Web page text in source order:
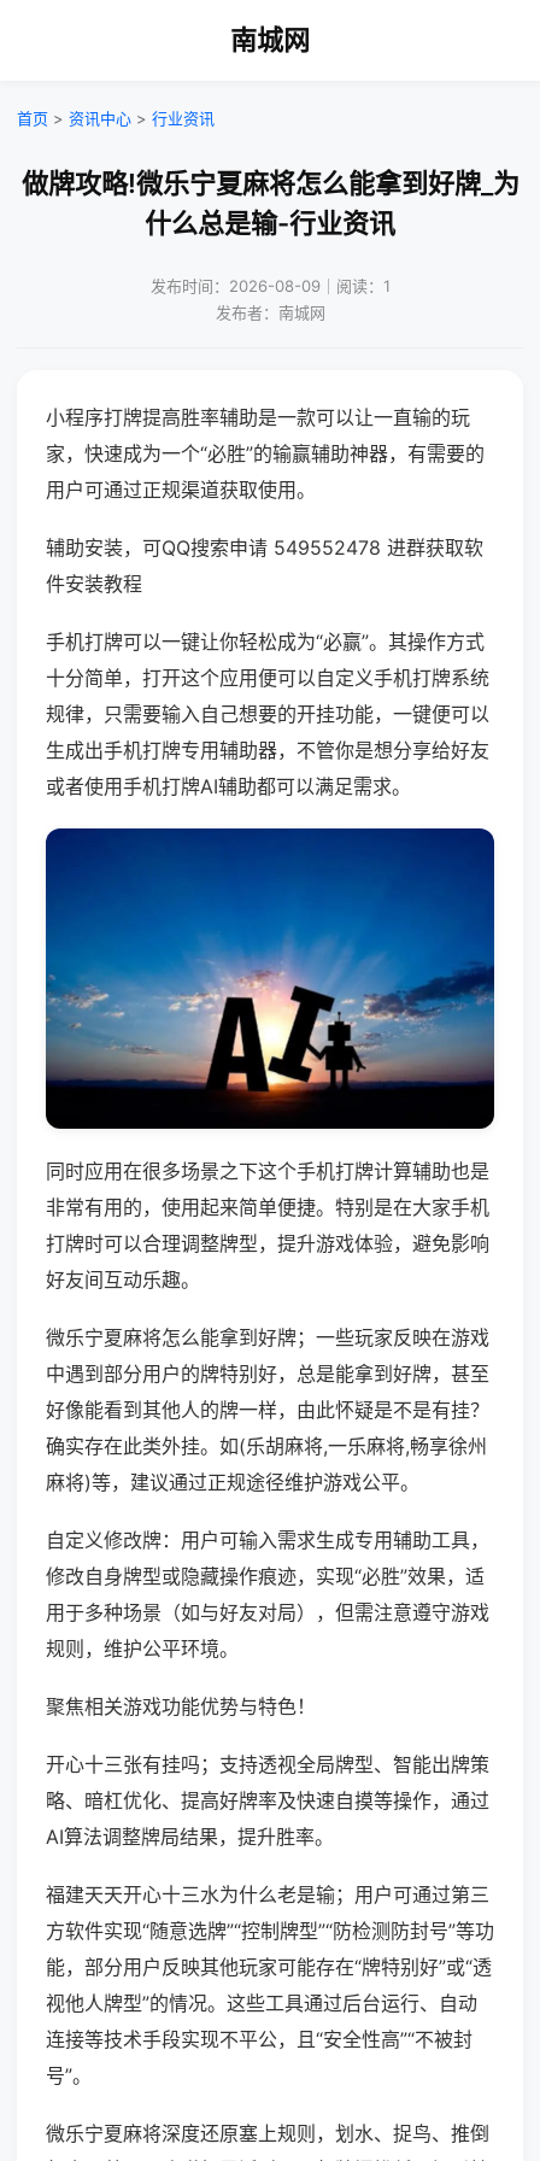
南城网
首页 > 资讯中心 > 行业资讯
做牌攻略!微乐宁夏麻将怎么能拿到好牌_为
什么总是输-行业资讯
发布时间：2026-08-09｜阅读：1
发布者：南城网
小程序打牌提高胜率辅助是一款可以让一直输的玩
家，快速成为一个“必胜”的输赢辅助神器，有需要的
用户可通过正规渠道获取使用。
辅助安装，可QQ搜索申请 549552478 进群获取软
件安装教程
手机打牌可以一键让你轻松成为“必赢”。其操作方式
十分简单，打开这个应用便可以自定义手机打牌系统
规律，只需要输入自己想要的开挂功能，一键便可以
生成出手机打牌专用辅助器，不管你是想分享给好友
或者使用手机打牌AI辅助都可以满足需求。
同时应用在很多场景之下这个手机打牌计算辅助也是
非常有用的，使用起来简单便捷。特别是在大家手机
打牌时可以合理调整牌型，提升游戏体验，避免影响
好友间互动乐趣。
微乐宁夏麻将怎么能拿到好牌；一些玩家反映在游戏
中遇到部分用户的牌特别好，总是能拿到好牌，甚至
好像能看到其他人的牌一样，由此怀疑是不是有挂？
确实存在此类外挂。如(乐胡麻将,一乐麻将,畅享徐州
麻将)等，建议通过正规途径维护游戏公平。
自定义修改牌：用户可输入需求生成专用辅助工具，
修改自身牌型或隐藏操作痕迹，实现“必胜”效果，适
用于多种场景（如与好友对局），但需注意遵守游戏
规则，维护公平环境。
聚焦相关游戏功能优势与特色！
开心十三张有挂吗；支持透视全局牌型、智能出牌策
略、暗杠优化、提高好牌率及快速自摸等操作，通过
AI算法调整牌局结果，提升胜率。
福建天天开心十三水为什么老是输；用户可通过第三
方软件实现“随意选牌”“控制牌型”“防检测防封号”等功
能，部分用户反映其他玩家可能存在“牌特别好”或“透
视他人牌型”的情况。这些工具通过后台运行、自动
连接等技术手段实现不平公，且“安全性高”“不被封
号”。
微乐宁夏麻将深度还原塞上规则，划水、捉鸟、推倒